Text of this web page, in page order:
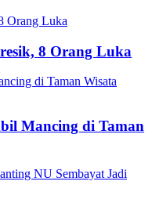
8 Orang Luka
Mancing di Taman